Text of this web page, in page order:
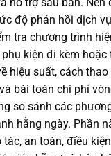
độ phản hồi dịch
tra chương trình
kiện đi kèm
hiệu suất, cách
bài toán chi phí
so sánh các
hằng ngày. Phần
an toàn, điều